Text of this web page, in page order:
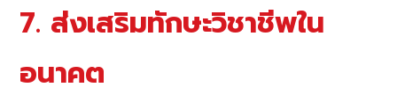
7. ส่งเสริมทักษะวิชาชีพใน
อนาคต